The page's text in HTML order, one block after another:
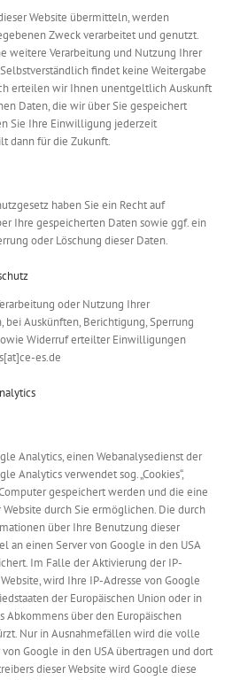
Website übermitteln, werden
Zweck verarbeitet und genutzt.
weitere Verarbeitung und Nutzung Ihrer
findet keine Weitergabe
erteilen wir Ihnen unentgeltlich Auskunft
Daten, die wir über Sie gespeichert
Sie Ihre Einwilligung jederzeit
dann für die Zukunft.
haben Sie ein Recht auf
Ihre gespeicherten Daten sowie ggf. ein
oder Löschung dieser Daten.
oder Nutzung Ihrer
bei Auskünften, Berichtigung, Sperrung
Widerruf erteilter Einwilligungen
es.de
Analytics, einen Webanalysedienst der
Analytics verwendet sog. „Cookies“,
gespeichert werden und die eine
durch Sie ermöglichen. Die durch
über Ihre Benutzung dieser
an einen Server von Google in den USA
Im Falle der Aktivierung der IP-
wird Ihre IP-Adresse von Google
der Europäischen Union oder in
Abkommens über den Europäischen
Nur in Ausnahmefällen wird die volle
Google in den USA übertragen und dort
dieser Website wird Google diese